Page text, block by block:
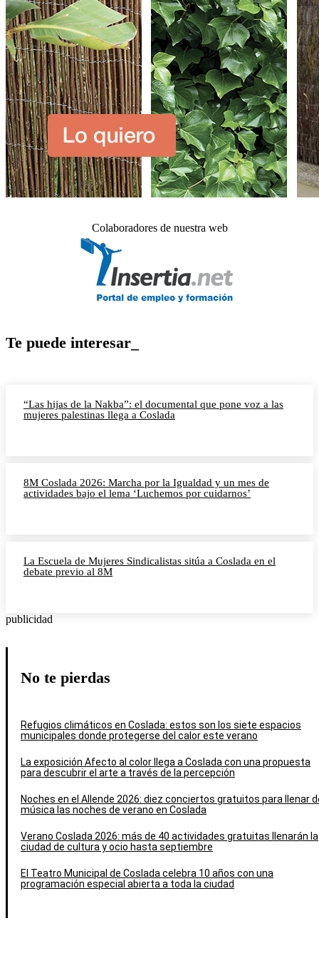
Colaboradores de nuestra web
Te puede interesar_
“Las hijas de la Nakba”: el documental que pone voz a las
mujeres palestinas llega a Coslada
8M Coslada 2026: Marcha por la Igualdad y un mes de
actividades bajo el lema ‘Luchemos por cuidarnos’
La Escuela de Mujeres Sindicalistas sitúa a Coslada en el
debate previo al 8M
publicidad
No te pierdas
Refugios climáticos en Coslada: estos son los siete espacios
municipales donde protegerse del calor este verano
La exposición Afecto al color llega a Coslada con una propuesta
para descubrir el arte a través de la percepción
Noches en el Allende 2026: diez conciertos gratuitos para llenar
música las noches de verano en Coslada
Verano Coslada 2026: más de 40 actividades gratuitas llenarán la
ciudad de cultura y ocio hasta septiembre
El Teatro Municipal de Coslada celebra 10 años con una
programación especial abierta a toda la ciudad